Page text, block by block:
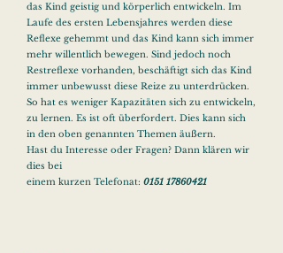
das Kind geistig und körperlich entwickeln. Im
Laufe des ersten Lebensjahres werden diese
Reflexe gehemmt und das Kind kann sich immer
mehr willentlich bewegen. Sind jedoch noch
Restreflexe vorhanden, beschäftigt sich das Kind
immer unbewusst diese Reize zu unterdrücken.
So hat es weniger Kapazitäten sich zu entwickeln,
zu lernen. Es ist oft überfordert. Dies kann sich
in den oben genannten Themen äußern.
Hast du Interesse oder Fragen? Dann klären wir
dies bei
einem kurzen Telefonat: 0151 17860421